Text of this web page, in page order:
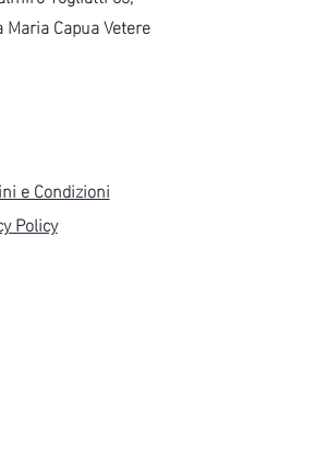
Maria Capua Vetere
e Condizioni
Policy